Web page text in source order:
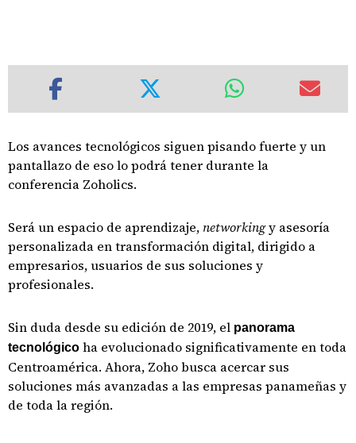
Los avances tecnológicos siguen pisando fuerte y un
pantallazo de eso lo podrá tener durante la
conferencia Zoholics.
Será un espacio de aprendizaje, networkingy asesoría
personalizada en transformación digital, dirigido a
empresarios, usuarios de sus soluciones y
profesionales.
Sin duda desde su edición de 2019, el panorama
tecnológico ha evolucionado significativamente en toda
Centroamérica. Ahora, Zoho busca acercar sus
soluciones más avanzadas a las empresas panameñas y
de toda la región.